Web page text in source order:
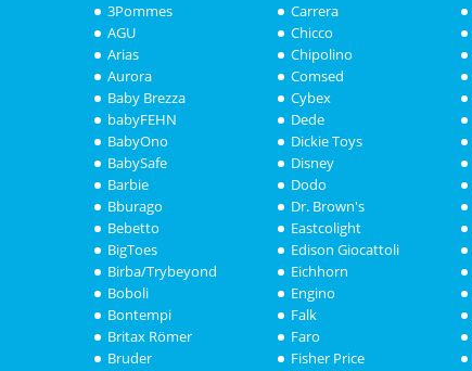
3Pommes
AGU
Arias
Aurora
Baby Brezza
babyFEHN
BabyOno
BabySafe
Barbie
Bburago
Bebetto
BigToes
Birba/Trybeyond
Boboli
Bontempi
Britax Römer
Bruder
Carrera
Chicco
Chipolino
Comsed
Cybex
Dede
Dickie Toys
Disney
Dodo
Dr. Brown's
Eastcolight
Edison Giocattoli
Eichhorn
Engino
Falk
Faro
Fisher Price